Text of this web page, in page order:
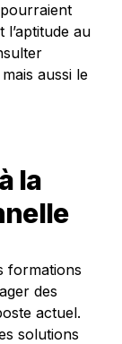
au
aussi le
la
formations
des
actuel.
solutions